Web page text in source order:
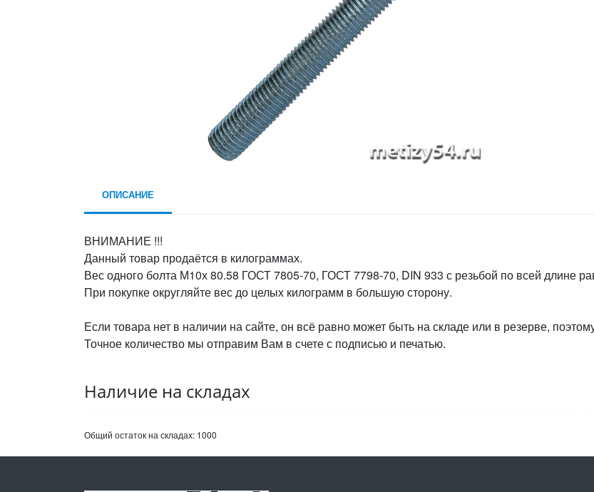
ОПИСАНИЕ
ВНИМАНИЕ !!!
Данный товар продаётся в килограммах.
Вес одного болта М10х 80.58 ГОСТ 7805-70, ГОСТ 7798-70, DIN 933 с резьбой по всей длине
При покупке округляйте вес до целых килограмм в большую сторону.
Если товара нет в наличии на сайте, он всё равно может быть на складе или в резерве,
Точное количество мы отправим Вам в счете с подписью и печатью.
Наличие на складах
Общий остаток на складах: 1000